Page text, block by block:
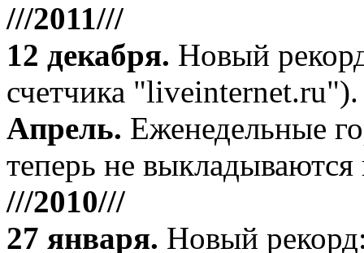
///2011///
12 декабря. Новый
счетчика "liveinternet.ru").
Апрель. Еженедельные
теперь не выкладываются
///2010///
27 января. Новый